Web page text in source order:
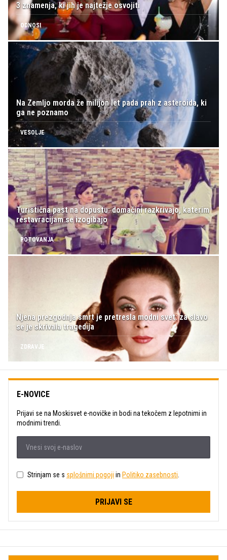
3 znamenja, ki jih je najtežje osvojiti
ODNOSI
Na Zemljo morda že milijon let pada prah z asteroida, ki
ga ne poznamo
VESOLJE
Turistična past na dopustu: domačini razkrivajo, katerim
restavracijam se izogibajo
POTOVANJA
Njena prezgodnja smrt je pretresla modni svet: za slavo
se je skrivala tragedija
ZDRAVJE
E-NOVICE
Prijavi se na Moskisvet e-novičke in bodi na tekočem z lepotnimi in
modnimi trendi.
Strinjam se s splošnimi pogoji in Politiko zasebnosti
PRIJAVI SE